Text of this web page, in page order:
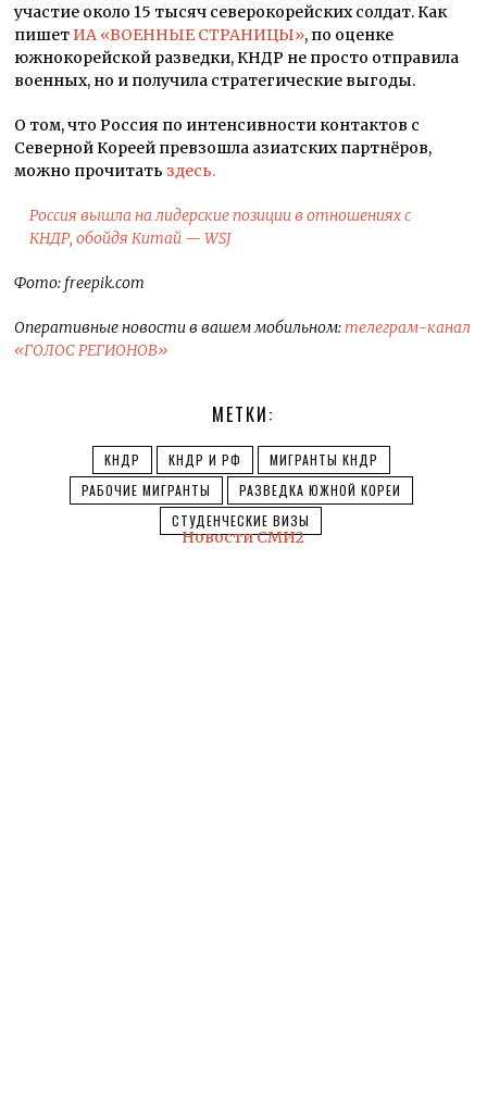
участие около 15 тысяч северокорейских солдат. Как
пишет ИА «ВОЕННЫЕ СТРАНИЦЫ», по оценке
южнокорейской разведки, КНДР не просто отправила
военных, но и получила стратегические выгоды.
О том, что Россия по интенсивности контактов с
Северной Кореей превзошла азиатских партнёров,
можно прочитать здесь.
Россия вышла на лидерские позиции в отношениях с
КНДР, обойдя Китай — WSJ
Фото: freepik.com
Оперативные новости в вашем мобильном:телеграм-канал
«ГОЛОС РЕГИОНОВ»
МЕТКИ:
КНДР КНДР И РФ
МИГРАНТЫ КНДР
РАБОЧИЕ МИГРАНТЫ
РАЗВЕДКА ЮЖНОЙ КОРЕИ
СТУДЕНЧЕСКИЕ ВИЗЫ
Новости СМИ2